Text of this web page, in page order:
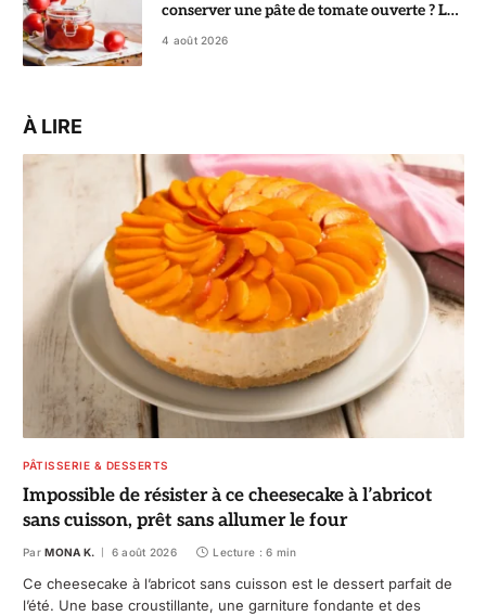
conserver une pâte de tomate ouverte ? La
réponse va vous surprendre
4 août 2026
À LIRE
PÂTISSERIE & DESSERTS
Impossible de résister à ce cheesecake à l’abricot
sans cuisson, prêt sans allumer le four
Par MONA K. 6 août 2026 Lecture : 6 min
Ce cheesecake à l’abricot sans cuisson est le dessert parfait de
l’été. Une base croustillante, une garniture fondante et des